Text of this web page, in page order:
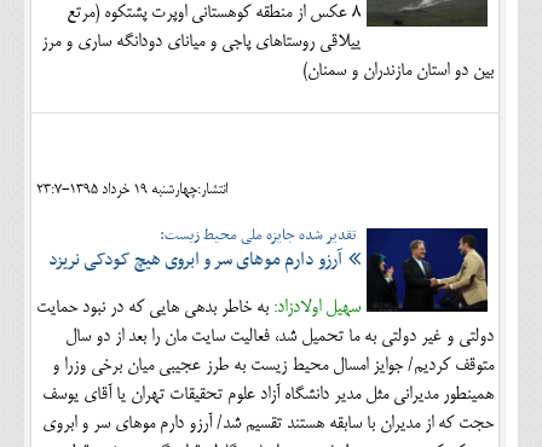
حقوقی
محیط زیست و گردشگری
فرهنگی و هنری
خانه
8 عکس از منطقه کوهستانی اوپرت پشتکوه (مرتع
ییلاقی روستاهای پاجی و میانای دودانگه ساری و مرز
بین دو استان مازندران و سمنان)
انتشار:چهارشنبه 19 خرداد 1395-23:7
تقدیر شده جایزه ملی محیط زیست:
آرزو دارم موهای سر و ابروی هیچ کودکی نریزد
سهیل اولادزاد: به خاطر بدهی هایی که در نبود حمایت
دولتی و غیر دولتی به ما تحمیل شد، فعالیت سایت مان را بعد از دو سال
متوقف کردیم/ جوایز امسال محیط زیست به طرز عجیبی میان برخی وزرا و
همینطور مدیرانی مثل مدیر دانشگاه آزاد علوم تحقیقات تهران یا آقای یوسف
حجت که از مدیران با سابقه هستند تقسیم شد/ آرزو دارم موهای سر و ابروی